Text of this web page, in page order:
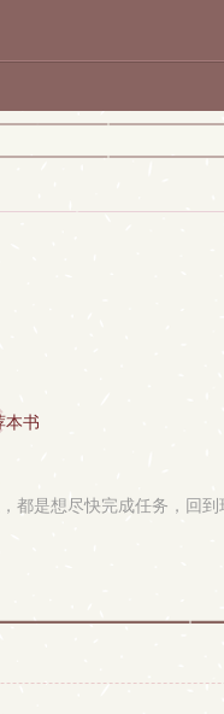
本书
是想尽快完成任务，